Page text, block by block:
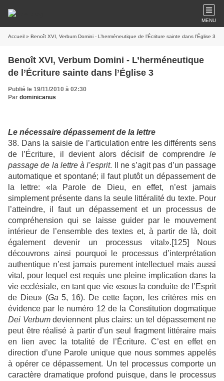
MENU
Accueil » Benoît XVI, Verbum Domini - L’herméneutique de l’Écriture sainte dans l’Église 3
Benoît XVI, Verbum Domini - L’herméneutique
de l’Écriture sainte dans l’Église 3
Publié le 19/11/2010 à 02:30
Par dominicanus
Le nécessaire dépassement de la lettre
38. Dans la saisie de l’articulation entre les différents sens
de l’Écriture, il devient alors décisif de comprendre le
passage de la lettre à l’esprit. Il ne s’agit pas d’un passage
automatique et spontané; il faut plutôt un dépassement de
la lettre: «la Parole de Dieu, en effet, n’est jamais
simplement présente dans la seule littéralité du texte. Pour
l’atteindre, il faut un dépassement et un processus de
compréhension qui se laisse guider par le mouvement
intérieur de l’ensemble des textes et, à partir de là, doit
également devenir un processus vital».[125] Nous
découvrons ainsi pourquoi le processus d’interprétation
authentique n’est jamais purement intellectuel mais aussi
vital, pour lequel est requis une pleine implication dans la
vie ecclésiale, en tant que vie «sous la conduite de l’Esprit
de Dieu» (Ga 5, 16). De cette façon, les critères mis en
évidence par le numéro 12 de la Constitution dogmatique
Dei Verbumdeviennent plus clairs: un tel dépassement ne
peut être réalisé à partir d’un seul fragment littéraire mais
en lien avec la totalité de l’Écriture. C’est en effet en
direction d’une Parole unique que nous sommes appelés
à opérer ce dépassement. Un tel processus comporte un
caractère dramatique profond puisque, dans le processus